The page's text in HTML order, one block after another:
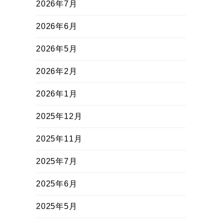
2026年7月
2026年6月
2026年5月
2026年2月
2026年1月
2025年12月
2025年11月
2025年7月
2025年6月
2025年5月